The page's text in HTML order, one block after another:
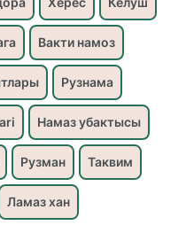
Вакти намоз
Рузнама
Намаз убактысы
Рузман Таквим
Ламаз хан